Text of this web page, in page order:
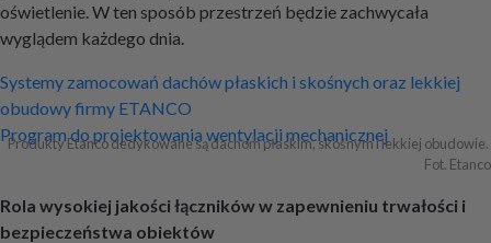
oświetlenie. W ten sposób przestrzeń będzie zachwycała
wyglądem każdego dnia.
Nawigacja
wpisu
Systemy zamocowań dachów płaskich i skośnych oraz lekkiej
obudowy firmy ETANCO
Program do projektowania wentylacji mechanicznej
Produkty Etanco dedykowane są dachom płaskim, skośnym i lekkiej obudowie.
Fot. Etanco
Rola wysokiej jakości łączników w zapewnieniu trwałości i
bezpieczeństwa obiektów